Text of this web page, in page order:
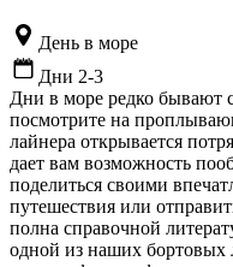
День в море
Дни 2-3
Дни в море редко бывают
посмотрите на
лайнера открывается
дает вам возможность
поделиться своими
путешествия или
полна справочной
одной из наших бортовых